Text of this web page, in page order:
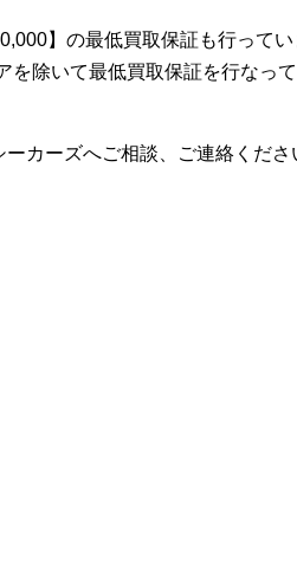
】の最低買取保証も行って
除いて最低買取保証を行なって
ーカーズへご相談、ご連絡くだ